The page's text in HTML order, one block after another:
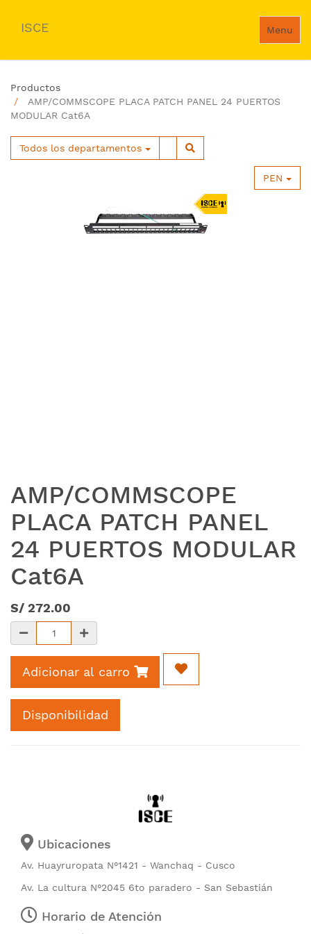
Menu
ISCE
Productos
AMP/COMMSCOPE PLACA PATCH PANEL 24 PUERTOS
MODULAR Cat6A
Todos los departamentos
PEN
AMP/COMMSCOPE
PLACA PATCH PANEL
24 PUERTOS MODULAR
Cat6A
S/ 272.00
Adicionar al carro
Disponibilidad
Ubicaciones
Av. Huayruropata N°1421 - Wanchaq - Cusco
Av. La cultura N°2045 6to paradero - San Sebastián
Horario de Atención